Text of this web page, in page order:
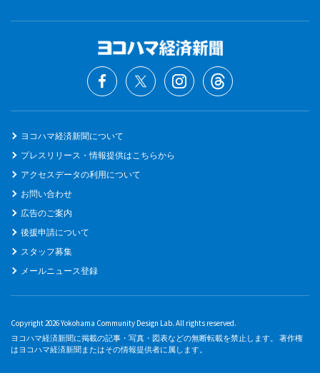
ヨコハマ経済新聞について
プレスリリース・情報提供はこちらから
アクセスデータの利用について
お問い合わせ
広告のご案内
後援申請について
スタッフ募集
メールニュース登録
Copyright 2026 Yokohama Community Design Lab. All rights reserved.
ヨコハマ経済新聞に掲載の記事・写真・図表などの無断転載を禁止します。 著作権
はヨコハマ経済新聞またはその情報提供者に属します。